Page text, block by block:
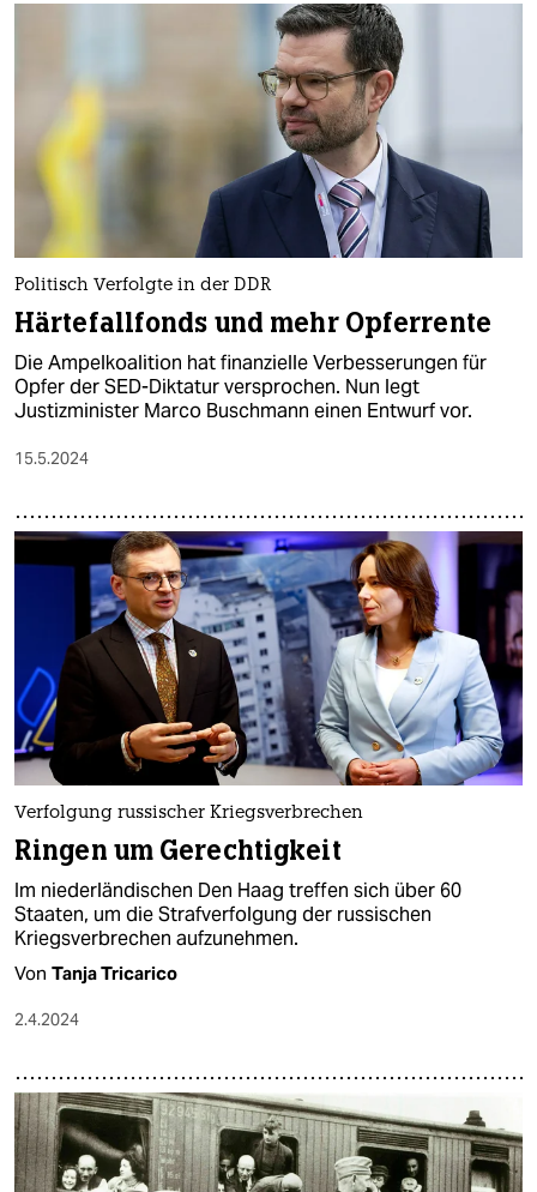
Politisch Verfolgte in der DDR
Härtefallfonds und mehr Opferrente
Die Ampelkoalition hat finanzielle Verbesserungen für
Opfer der SED-Diktatur versprochen. Nun legt
Justizminister Marco Buschmann einen Entwurf vor.
15.5.2024
Verfolgung russischer Kriegsverbrechen
Ringen um Gerechtigkeit
Im niederländischen Den Haag treffen sich über 60
Staaten, um die Strafverfolgung der russischen
Kriegsverbrechen aufzunehmen.
Von Tanja Tricarico
2.4.2024